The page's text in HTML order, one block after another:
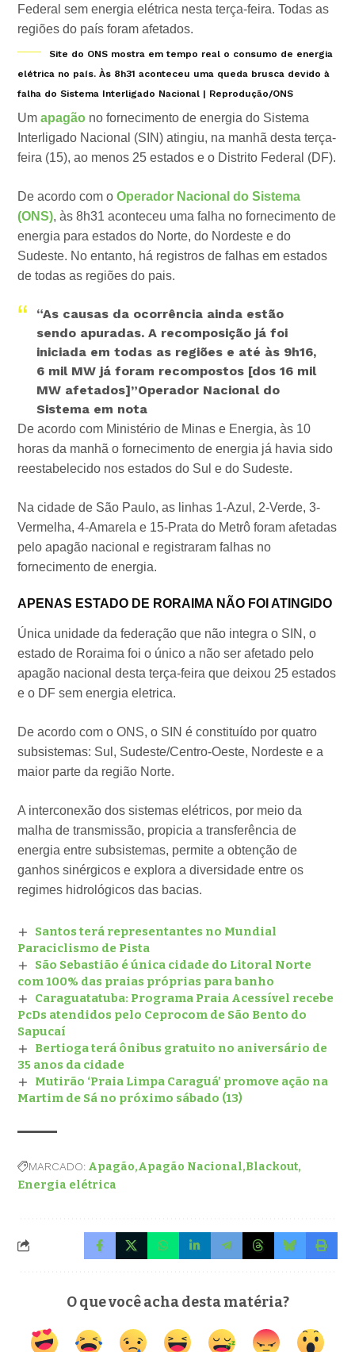
Site do ONS mostra em tempo real o consumo de energia
elétrica no país. Às 8h31 aconteceu uma queda brusca devido à
falha do Sistema Interligado Nacional | Reprodução/ONS
Umapagão no fornecimento de energia do Sistema
Interligado Nacional (SIN) atingiu, na manhã desta terça-
feira (15), ao menos 25 estados e o Distrito Federal (DF).
De acordo com oOperador Nacional do Sistema
(ONS), às 8h31 aconteceu uma falha no fornecimento de
energia para estados do Norte, do Nordeste e do
Sudeste. No entanto, há registros de falhas em estados
de todas as regiões do pais.
“As causas da ocorrência ainda estão
sendo apuradas. A recomposição já foi
iniciada em todas as regiões e até às 9h16,
6 mil MW já foram recompostos [dos 16 mil
MW afetados]”Operador Nacional do
Sistema em nota
De acordo com Ministério de Minas e Energia, às 10
horas da manhã o fornecimento de energia já havia sido
reestabelecido nos estados do Sul e do Sudeste.
Na cidade de São Paulo, as linhas 1-Azul, 2-Verde, 3-
Vermelha, 4-Amarela e 15-Prata do Metrô foram afetadas
pelo apagão nacional e registraram falhas no
fornecimento de energia.
APENAS ESTADO DE RORAIMA NÃO FOI ATINGIDO
Única unidade da federação que não integra o SIN, o
estado de Roraima foi o único a não ser afetado pelo
apagão nacional desta terça-feira que deixou 25 estados
e o DF sem energia eletrica.
De acordo com o ONS, o SIN é constituído por quatro
subsistemas: Sul, Sudeste/Centro-Oeste, Nordeste e a
maior parte da região Norte.
A interconexão dos sistemas elétricos, por meio da
malha de transmissão, propicia a transferência de
energia entre subsistemas, permite a obtenção de
ganhos sinérgicos e explora a diversidade entre os
regimes hidrológicos das bacias.
Santos terá representantes no Mundial
Paraciclismo de Pista
São Sebastião é única cidade do Litoral Norte
com 100% das praias próprias para banho
Caraguatatuba: Programa Praia Acessível recebe
PcDs atendidos pelo Ceprocom de São Bento do
Sapucaí
Bertioga terá ônibus gratuito no aniversário de
35 anos da cidade
Mutirão ‘Praia Limpa Caraguá’ promove ação na
Martim de Sá no próximo sábado (13)
MARCADO: Apagão Apagão Nacional Blackout
Energia elétrica
O que você acha desta matéria?